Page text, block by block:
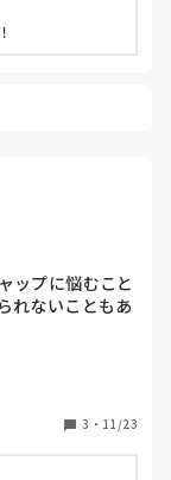
ップに悩むこと
れないこともあ
かと思いますが
ますか？
3 ・ 11/23